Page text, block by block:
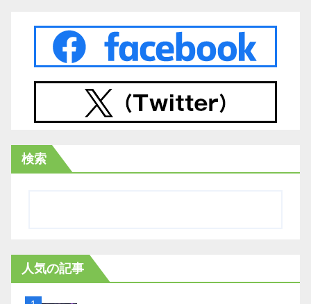
検索
人気の記事